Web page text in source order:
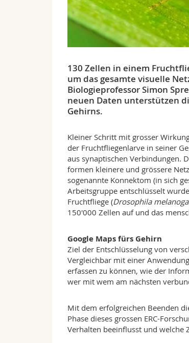
130 Zellen in einem
um das gesamte visuelle
Biologieprofessor Simon
neuen Daten unterstützen
Gehirns.
Kleiner Schritt mit grosser
der Fruchtfliegenlarve in seiner
aus synaptischen Verbindungen.
formen kleinere und grössere
sogenannte Konnektom (in sich
Arbeitsgruppe entschlüsselt
Fruchtfliege (Drosophila
150'000 Zellen auf und das
Google Maps fürs Gehirn
Ziel der Entschlüsselung von
Vergleichbar mit einer
erfassen zu können, wie der
wer mit wem am nächsten
Mit dem erfolgreichen Beenden
Phase dieses grossen ERC-
Verhalten beeinflusst und welche